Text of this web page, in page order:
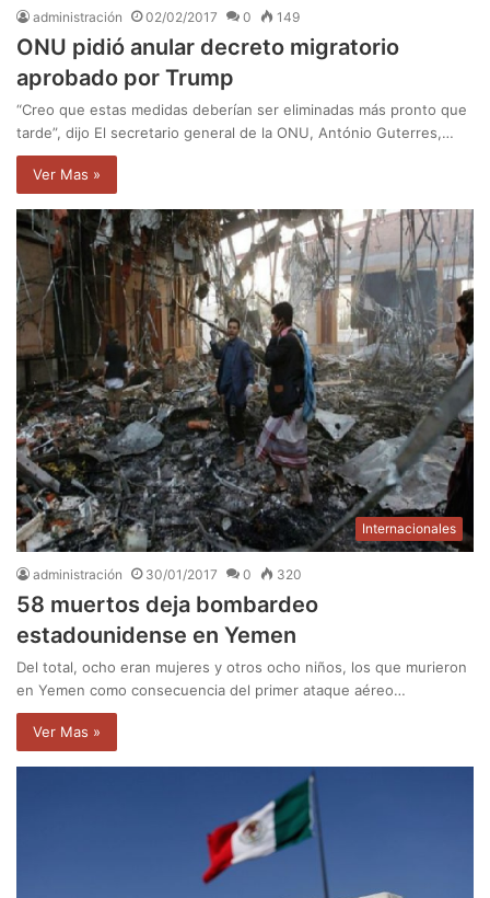
administración 02/02/2017 0 149
ONU pidió anular decreto migratorio
aprobado por Trump
“Creo que estas medidas deberían ser eliminadas más pronto que
tarde”, dijo El secretario general de la ONU, António Guterres,…
Ver Mas »
Internacionales
administración 30/01/2017 0 320
58 muertos deja bombardeo
estadounidense en Yemen
Del total, ocho eran mujeres y otros ocho niños, los que murieron
en Yemen como consecuencia del primer ataque aéreo…
Ver Mas »